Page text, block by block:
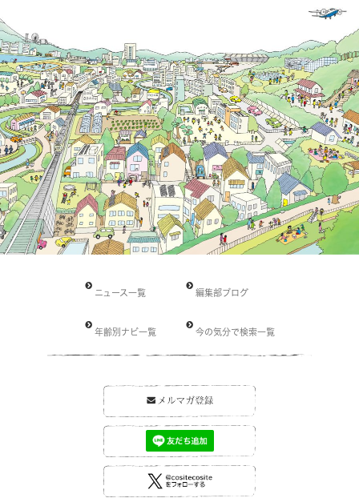
ニュース一覧 編集部ブログ
年齢別ナビ一覧 今の気分で検索一覧